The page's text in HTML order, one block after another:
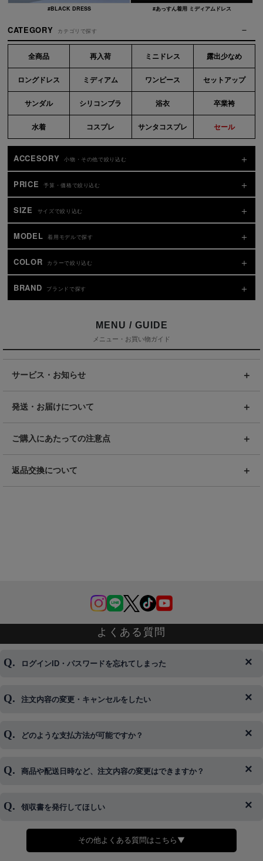
#BLACK DRESS #あっすん着用 ミディアムドレス
CATEGORY カテゴリで探す
全商品 再入荷 ミニドレス 露出少なめ
ロングドレス ミディアム ワンピース セットアップ
サンダル シリコンブラ 浴衣 卒業袴
水着 コスプレ サンタコスプレ セール
ACCESORY 小物・その他で絞り込む
PRICE 予算・価格で絞り込む
SIZE サイズで絞り込む
MODEL 着用モデルで探す
COLOR カラーで絞り込む
BRAND ブランドで探す
MENU / GUIDE
メニュー・お買い物ガイド
サービス・お知らせ
発送・お届けについて
ご購入にあたっての注意点
返品交換について
よくある質問
ログインID・パスワードを忘れてしまった
◆下記ページより、ログインIDの変更が可能です。
注文内容の変更・キャンセルをしたい
◆即日発送を行なっている関係上、午後以降のご連絡やキャンセル
※発送後、発送準備が完了しお手続きが間に合わない場合は変更、
どのような支払方法が可能ですか？
◆代金引換・クレジットカード・携帯キャリア決済・おねだり決
商品や配送日時など、注文内容の変更はできますか？
◆商品発送前の変更は承っております。
さい。
領収書を発行してほしい
◆領収書はご希望頂いた場合のみ発行しております。
その他よくある質問はこちら▼